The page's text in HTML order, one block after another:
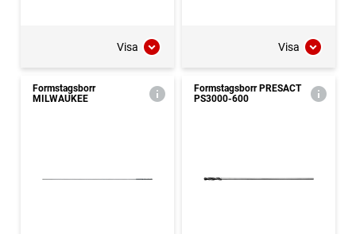
Visa Visa
Formstagsborr
MILWAUKEE
Formstagsborr PRESACT
PS3000-600